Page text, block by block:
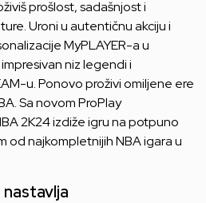
prošlost, sadašnjost i
Uroni u autentičnu akciju i
MyPLAYER-a u
niz legendi i
u. Ponovo proživi omiljene ere
Sa novom ProPlay
2K24 izdiže igru na potpuno
od najkompletnijih NBA igara u
nastavlja